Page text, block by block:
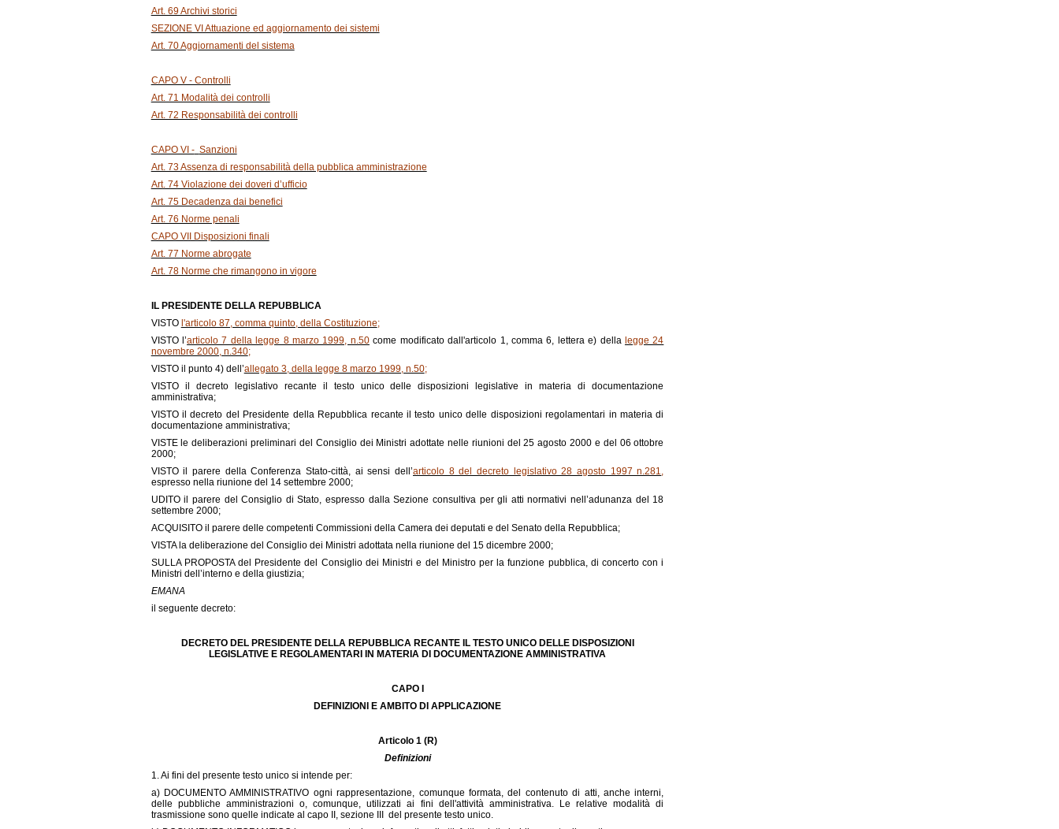
Art. 69 Archivi storici
SEZIONE VI Attuazione ed aggiornamento dei sistemi
Art. 70 Aggiornamenti del sistema
CAPO V - Controlli
Art. 71 Modalità dei controlli
Art. 72 Responsabilità dei controlli
CAPO VI - Sanzioni
Art. 73 Assenza di responsabilità della pubblica amministrazione
Art. 74 Violazione dei doveri d’ufficio
Art. 75 Decadenza dai benefici
Art. 76 Norme penali
CAPO VII Disposizioni finali
Art. 77 Norme abrogate
Art. 78 Norme che rimangono in vigore
IL PRESIDENTE DELLA REPUBBLICA
VISTO l'articolo 87, comma quinto, della Costituzione;
VISTO l’articolo 7 della legge 8 marzo 1999, n.50come modificato dall'articolo 1, comma 6, lettera e) della legge 24
novembre 2000, n.340;
VISTO il punto 4) dell’allegato 3, della legge 8 marzo 1999, n.50;
VISTO il decreto legislativo recante il testo unico delle disposizioni legislative in materia di documentazione
amministrativa;
VISTO il decreto del Presidente della Repubblica recante il testo unico delle disposizioni regolamentari in materia di
documentazione amministrativa;
VISTE le deliberazioni preliminari del Consiglio dei Ministri adottate nelle riunioni del 25 agosto 2000 e del 06 ottobre
2000;
VISTO il parere della Conferenza Stato-città, ai sensi dell’articolo 8 del decreto legislativo 28 agosto 1997 n.281,
espresso nella riunione del 14 settembre 2000;
UDITO il parere del Consiglio di Stato, espresso dalla Sezione consultiva per gli atti normativi nell’adunanza del 18
settembre 2000;
ACQUISITO il parere delle competenti Commissioni della Camera dei deputati e del Senato della Repubblica;
VISTA la deliberazione del Consiglio dei Ministri adottata nella riunione del 15 dicembre 2000;
SULLA PROPOSTA del Presidente del Consiglio dei Ministri e del Ministro per la funzione pubblica, di concerto con i
Ministri dell’interno e della giustizia;
EMANA
il seguente decreto:
DECRETO DEL PRESIDENTE DELLA REPUBBLICA RECANTE IL TESTO UNICO DELLE DISPOSIZIONI
LEGISLATIVE E REGOLAMENTARI IN MATERIA DI DOCUMENTAZIONE AMMINISTRATIVA
CAPO I
DEFINIZIONI E AMBITO DI APPLICAZIONE
Articolo 1 (R)
Definizioni
1. Ai fini del presente testo unico si intende per:
a) DOCUMENTO AMMINISTRATIVO ogni rappresentazione, comunque formata, del contenuto di atti, anche interni,
delle pubbliche amministrazioni o, comunque, utilizzati ai fini dell'attività amministrativa. Le relative modalità di
trasmissione sono quelle indicate al capo II, sezione III del presente testo unico.